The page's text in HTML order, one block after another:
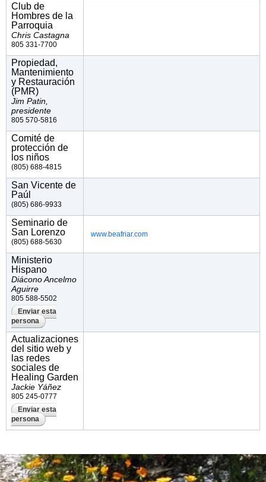
Club de
Hombres de la
Parroquia
Chris Castagna
805 331-7700
Propiedad,
Mantenimiento
y Restauración
(PMR)
Jim Patin,
presidente
805 570-5816
Comité de
protección de
los niños
(805) 688-4815
San Vicente de
Paúl
(805) 686-9933
Seminario de
San Lorenzo
(805) 688-5630
www.beafriar.com
Ministerio
Hispano
Diácono Ancelmo
Aguirre
805 588-5502
Enviar esta
persona
Actualizaciones
del sitio web y
las redes
sociales de
Healing Garden
Jackie Yáñez
805 245-0777
Enviar esta
persona